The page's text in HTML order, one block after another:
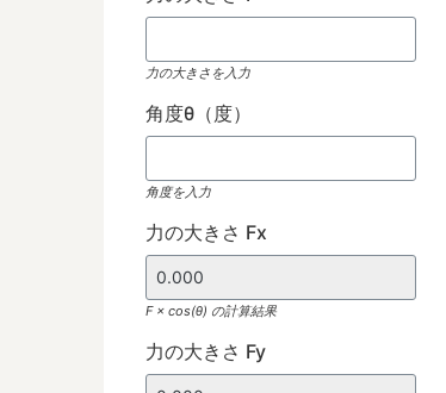
力の大きさを入力
角度θ（度）
角度を入力
力の大きさ Fx
F × cos(θ) の計算結果
力の大きさ Fy